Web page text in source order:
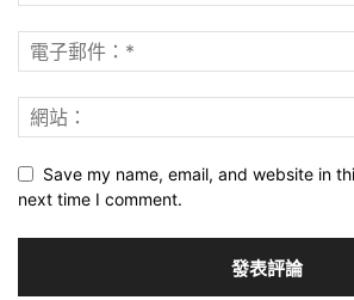
Save my name, email, and website in
next time I comment.